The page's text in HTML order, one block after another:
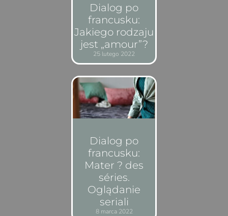
Dialog po
francusku:
Jakiego rodzaju
jest „amour”?
25 lutego 2022
Dialog po
francusku:
Mater ? des
séries.
Oglądanie
seriali
8 marca 2022